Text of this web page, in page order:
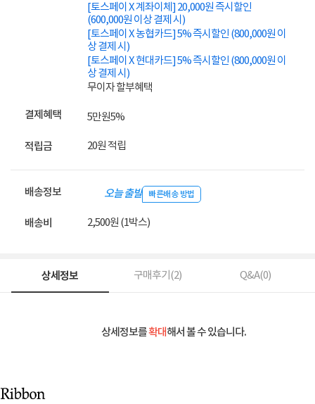
[토스페이 X 계좌이체] 20,000원 즉시할인
(600,000원 이상 결제 시)
[토스페이 X 농협카드] 5% 즉시할인 (800,000원 이
상 결제 시)
[토스페이 X 현대카드] 5% 즉시할인 (800,000원 이
상 결제 시)
무이자 할부혜택
결제혜택 5만원5%
적립금 20원 적립
배송정보 오늘 출발 빠른배송 방법
배송비 2,500원 (1박스)
상세정보 구매후기(2) Q&A(0)
상세정보를확대해서 볼 수 있습니다.